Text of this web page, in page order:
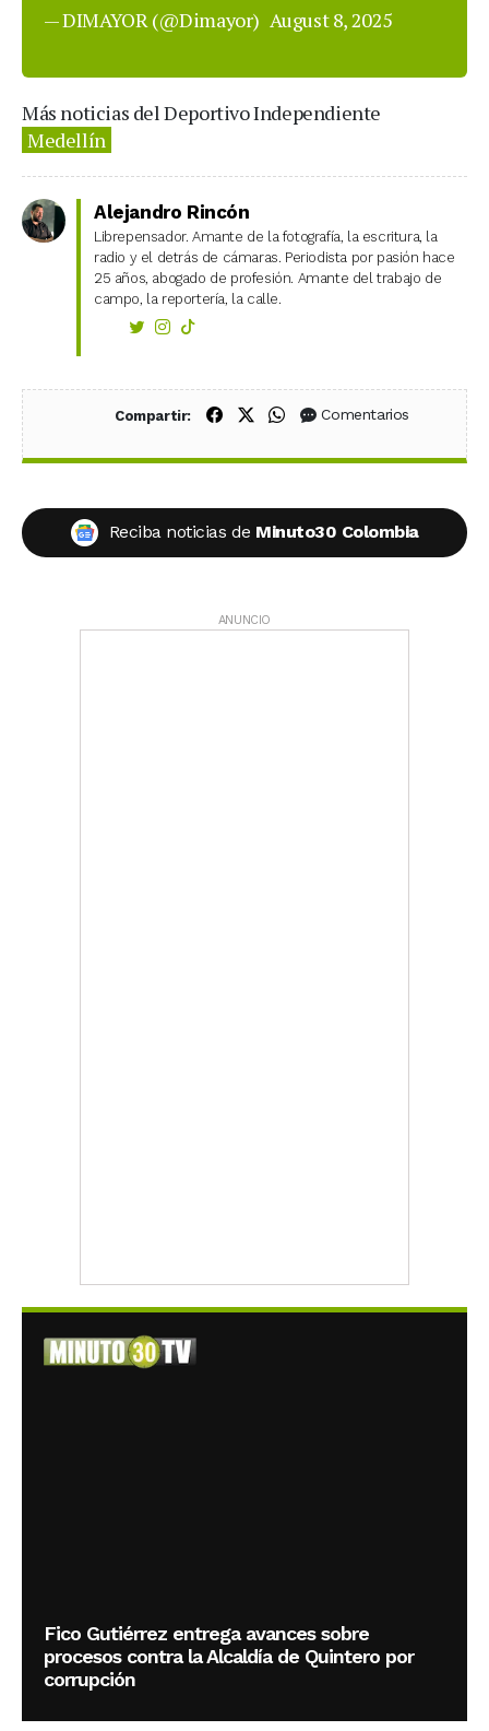
— DIMAYOR (@Dimayor) August 8, 2025
Más noticias del Deportivo Independiente
Medellín
Alejandro Rincón
Librepensador. Amante de la fotografía, la escritura, la
radio y el detrás de cámaras. Periodista por pasión hace
25 años, abogado de profesión. Amante del trabajo de
campo, la reportería, la calle.
Compartir: Compartir en Facebook
Compartir en X (Twitter)
Compartir en WhatsApp
Comentarios
Reciba noticias de Minuto30 Colombia
ANUNCIO
Fico Gutiérrez entrega avances sobre
procesos contra la Alcaldía de Quintero por
corrupción